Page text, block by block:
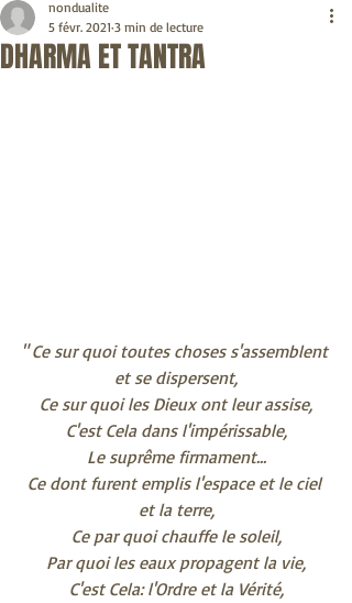
DHARMA ET TANTRA
nondualite
5 févr. 2021 3 min de lecture
" Ce sur quoi toutes choses s'assemblent
et se dispersent,
Ce sur quoi les Dieux ont leur assise,
C'est Cela dans l'impérissable,
Le suprême firmament...
Ce dont furent emplis l'espace et le ciel
et la terre,
Ce par quoi chauffe le soleil,
Par quoi les eaux propagent la vie,
C'est Cela: l'Ordre et la Vérité,